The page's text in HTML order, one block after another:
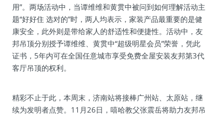
用”。两场活动中，当谭维维和黄贯中被问到如何理解活动主
题“好好住 选对的”时，两人均表示，家装产品最重要的是健
康安全，此外则是带给家人的舒适性和便捷性。活动中，友
邦吊顶分别授予谭维维、黄贯中“超级明星会员”荣誉，凭此
证书，5年内可在全国任意城市享受免费全屋安装友邦第3代
客厅吊顶的权利。
精彩不止于此，本周末，济南站将接棒广州站、太原站，继
续为发明者点赞。11月26日，嘻哈教父张震岳将助力友邦吊